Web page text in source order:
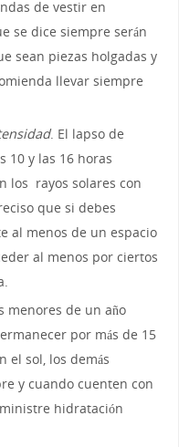
de vestir en
se dice siempre serán
sean piezas holgadas y
llevar siempre
. El lapso de
10 y las 16 horas
los rayos solares con
que si debes
al menos de un espacio
al menos por ciertos
menores de un año
por más de 15
el sol, los demás
y cuando cuenten con
hidratación